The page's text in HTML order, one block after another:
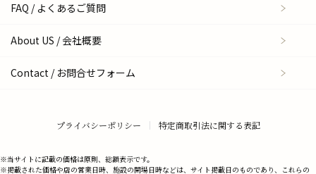
FAQ / よくあるご質問
About US / 会社概要
Contact / お問合せフォーム
プライバシーポリシー 特定商取引法に関する表記
※当サイトに記載の価格は原則、総額表示です。
※掲載された価格や店の営業日時、施設の開場日時などは、サイト掲載日のものであり、これらの